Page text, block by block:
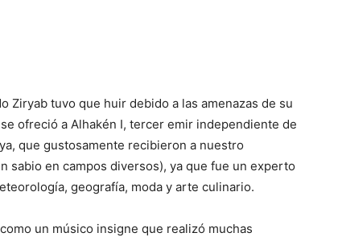
Ziryab tuvo que huir debido a las amenazas de su
ofreció a Alhakén I, tercer emir independiente de
que gustosamente recibieron a nuestro
sabio en campos diversos), ya que fue un experto
geografía, moda y arte culinario.
un músico insigne que realizó muchas